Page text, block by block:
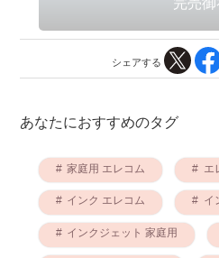
シェアする
あなたにおすすめのタグ
家庭用 エレコム エ
インク エレコム イ
インクジェット 家庭用